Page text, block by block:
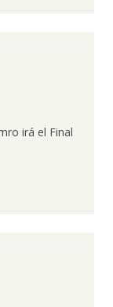
irá el Final